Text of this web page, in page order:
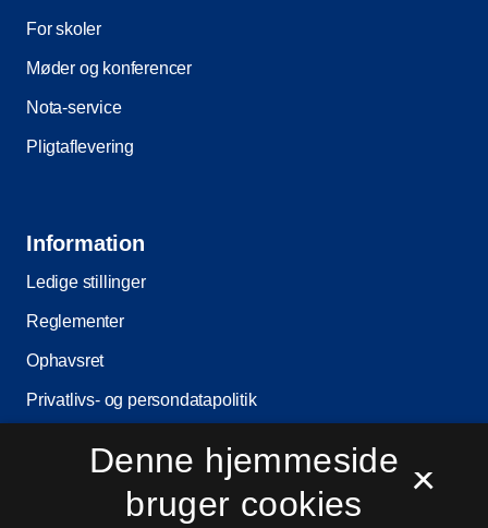
For skoler
Møder og konferencer
Nota-service
Pligtaflevering
Information
Ledige stillinger
Reglementer
Ophavsret
Privatlivs- og persondatapolitik
Driftsstatus
Cookieindstillinger
×
Denne hjemmeside
bruger cookies